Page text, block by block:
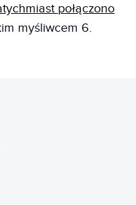
połączono
myśliwcem 6.